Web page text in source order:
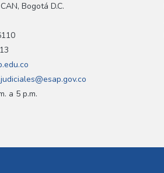
Bogotá D.C.
a 5 p.m.